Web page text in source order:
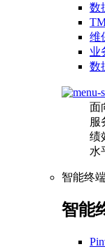
数
维
业
数
面
服
绩
水
智能终
智能